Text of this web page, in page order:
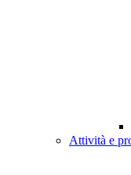
Attività e